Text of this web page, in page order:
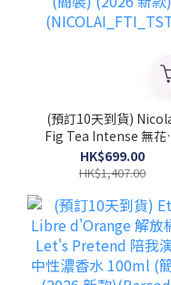
(預訂10天到貨)
Fig Tea Intense 無花
茶精粹 中性濃香水
100ml (簡裝) (2026 新
HK$699.00
HK$1,407.00